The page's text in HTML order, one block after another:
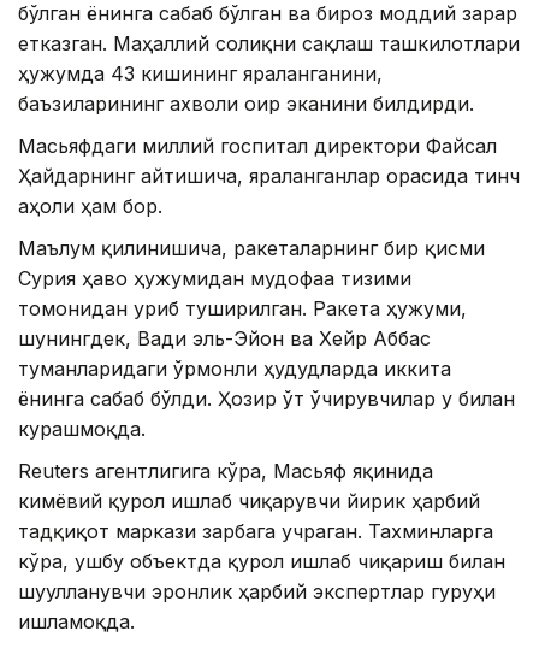
бўлган ёнғинга сабаб бўлган ва бироз моддий зарар
етказган. Маҳаллий соғлиқни сақлаш ташкилотлари
ҳужумда 43 кишининг яраланганини,
баъзиларининг ахволи оғир эканини билдирди.
Масьяфдаги миллий госпитал директори Файсал
Ҳайдарнинг айтишича, яраланганлар орасида тинч
аҳоли ҳам бор.
Маълум қилинишича, ракеталарнинг бир қисми
Сурия ҳаво ҳужумидан мудофаа тизими
томонидан уриб туширилган. Ракета ҳужуми,
шунингдек, Вади эль-Эйон ва Хейр Аббас
туманларидаги ўрмонли ҳудудларда иккита
ёнғинга сабаб бўлди. Ҳозир ўт ўчирувчилар у билан
курашмоқда.
Reuters агентлигига кўра, Масьяф яқинида
кимёвий қурол ишлаб чиқарувчи йирик ҳарбий
тадқиқот маркази зарбага учраган. Тахминларга
кўра, ушбу объектда қурол ишлаб чиқариш билан
шуғулланувчи эронлик ҳарбий экспертлар гуруҳи
ишламоқда.